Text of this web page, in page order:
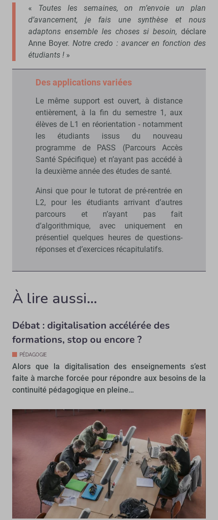
« Toutes les semaines, on m’envoie un plan
d’avancement, je fais une synthèse et nous
adaptons ensemble les choses si besoin, déclare
Anne Boyer. Notre credo : avancer en fonction des
étudiants ! »
Des applications variées
Le même support est ouvert, à distance
entièrement, à la fin du semestre 1, aux
élèves de L1 en réorientation - notamment
les étudiants issus du nouveau
programme de PASS (Parcours Accès
Santé Spécifique) et n’ayant pas accédé à
la deuxième année des études de santé.
Ainsi que pour le tutorat de pré-rentrée en
L2, pour les étudiants arrivant d’autres
parcours et n’ayant pas fait
d’algorithmique, avec uniquement en
présentiel quelques heures de questions-
réponses et d’exercices récapitulatifs.
À lire aussi…
Débat : digitalisation accélérée des
formations, stop ou encore ?
PÉDAGOGIE
Alors que la digitalisation des enseignements s’est
faite à marche forcée pour répondre aux besoins de la
continuité pédagogique en pleine…